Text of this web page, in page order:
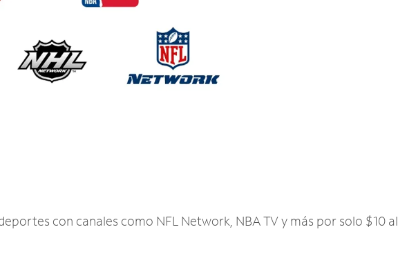
con canales como NFL Network, NBA TV y más por solo $10 al